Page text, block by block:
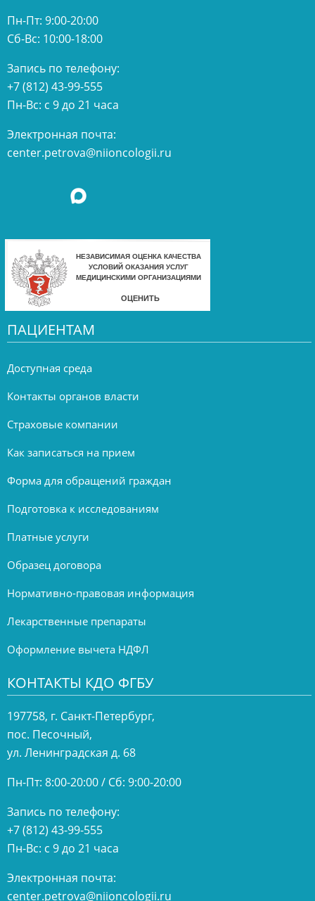
Пн-Пт: 9:00-20:00
Сб-Вс: 10:00-18:00
Запись по телефону:
+7 (812) 43-99-555
Пн-Вс: с 9 до 21 часа
Электронная почта:
center.petrova@niioncologii.ru
ПАЦИЕНТАМ
Доступная среда
Контакты органов власти
Страховые компании
Как записаться на прием
Форма для обращений граждан
Подготовка к исследованиям
Платные услуги
Образец договора
Нормативно-правовая информация
Лекарственные препараты
Оформление вычета НДФЛ
КОНТАКТЫ КДО ФГБУ
197758, г. Санкт-Петербург,
пос. Песочный,
ул. Ленинградская д. 68
Пн-Пт: 8:00-20:00 / Сб: 9:00-20:00
Запись по телефону:
+7 (812) 43-99-555
Пн-Вс: с 9 до 21 часа
Электронная почта:
center.petrova@niioncologii.ru